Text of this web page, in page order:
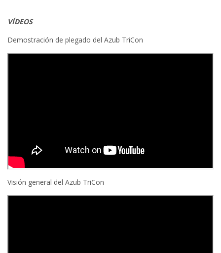
VÍDEOS
Demostración de plegado del Azub TriCon
Visión general del Azub TriCon